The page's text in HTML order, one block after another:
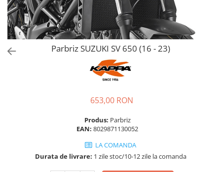
Parbriz SUZUKI SV 650 (16 - 23)
653,00 RON
Produs: Parbriz
EAN: 8029871130052
LA COMANDA
Durata de livrare: 1 zile stoc/10-12 zile la comanda